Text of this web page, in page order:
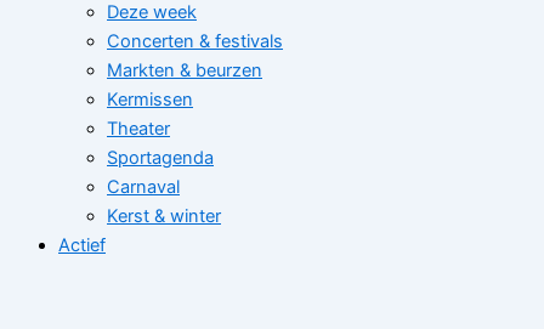
Deze week
Concerten & festivals
Markten & beurzen
Kermissen
Theater
Sportagenda
Carnaval
Kerst & winter
Actief